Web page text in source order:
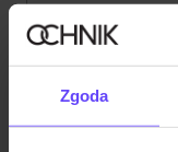
Zgoda
Wysyłka w 1
Opis produktu